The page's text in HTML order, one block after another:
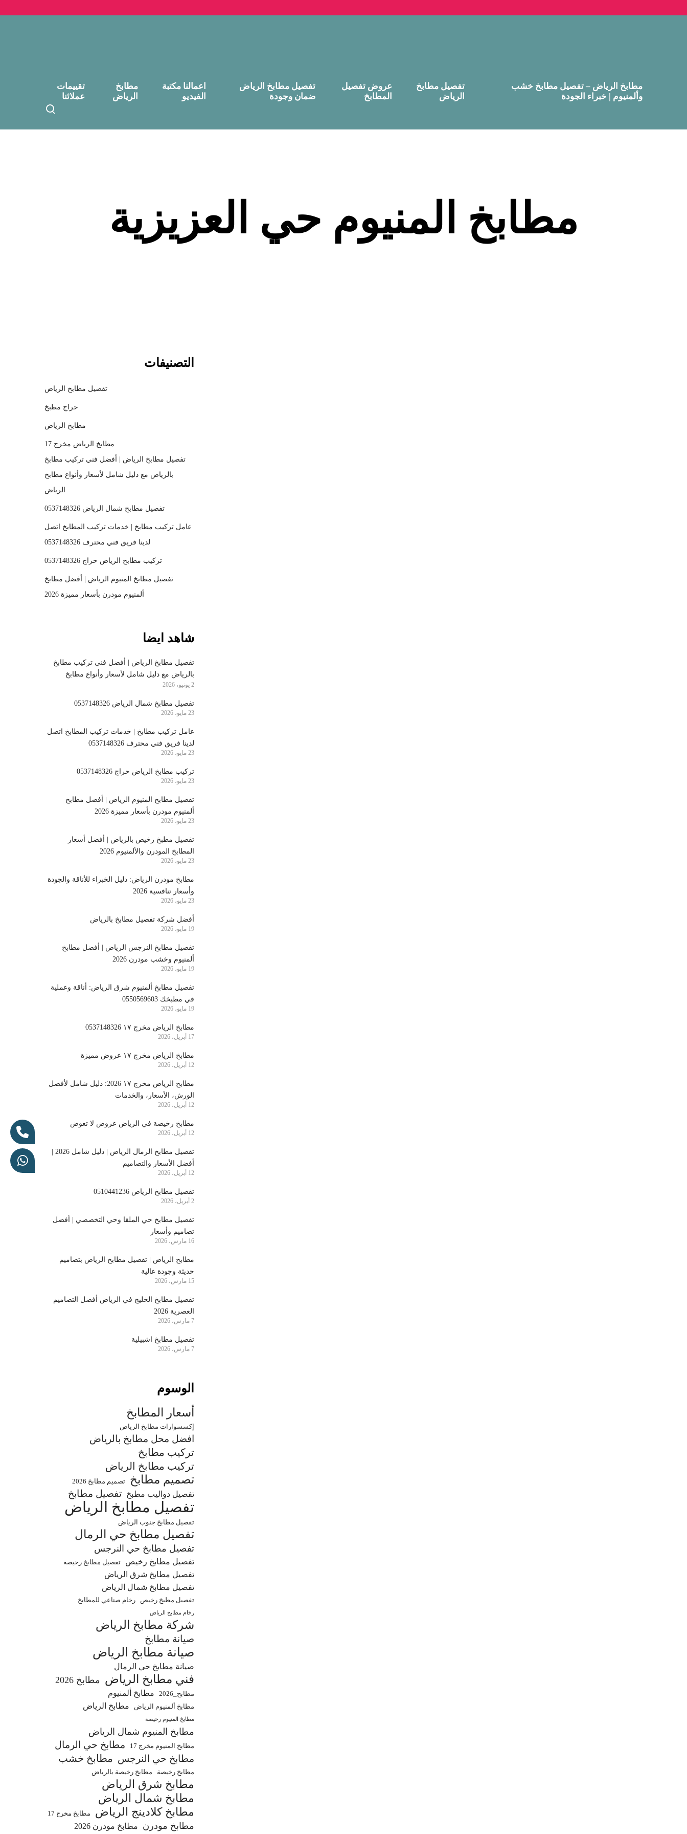
مطابخ الرياض – تفصيل مطابخ خشب
وألمنيوم | خبراء الجودة
تفصيل مطابخ
الرياض
عروض تفصيل
المطابخ
تفصيل مطابخ الرياض
ضمان وجودة
اعمالنا مكتبة
الفيديو
مطابخ
الرياض
تقييمات
عملائنا
T
g
مطابخ المنيوم حي العزيزية
التصنيفات
تفصيل مطابخ الرياض
حراج مطبخ
مطابخ الرياض
مطابخ الرياض مخرج 17
تفصيل مطابخ الرياض | أفضل فني تركيب مطابخ
بالرياض مع دليل شامل لأسعار وأنواع مطابخ
الرياض
تفصيل مطابخ شمال الرياض 0537148326
عامل تركيب مطابخ | خدمات تركيب المطابخ اتصل
لدينا فريق فني محترف 0537148326
تركيب مطابخ الرياض حراج 0537148326
تفصيل مطابخ المنيوم الرياض | أفضل مطابخ
ألمنيوم مودرن بأسعار مميزة 2026
شاهد ايضا
تفصيل مطابخ الرياض | أفضل فني تركيب مطابخ
بالرياض مع دليل شامل لأسعار وأنواع مطابخ
الرياض
2 يونيو، 2026
تفصيل مطابخ شمال الرياض 0537148326
23 مايو، 2026
عامل تركيب مطابخ | خدمات تركيب المطابخ اتصل
لدينا فريق فني محترف 0537148326
23 مايو، 2026
تركيب مطابخ الرياض حراج 0537148326
23 مايو، 2026
تفصيل مطابخ المنيوم الرياض | أفضل مطابخ
ألمنيوم مودرن بأسعار مميزة 2026
23 مايو، 2026
تفصيل مطبخ رخيص بالرياض | أفضل أسعار
المطابخ المودرن والألمنيوم 2026
23 مايو، 2026
مطابخ مودرن الرياض: دليل الخبراء للأناقة والجودة
وأسعار تنافسية 2026
23 مايو، 2026
أفضل شركة تفصيل مطابخ بالرياض
19 مايو، 2026
تفصيل مطابخ النرجس الرياض | أفضل مطابخ
ألمنيوم وخشب مودرن 2026
19 مايو، 2026
تفصيل مطابخ ألمنيوم شرق الرياض: أناقة وعملية
في مطبخك 0550569603
19 مايو، 2026
مطابخ الرياض مخرج ١٧ 0537148326
17 أبريل، 2026
مطابخ الرياض مخرج ١٧ عروض مميزة
12 أبريل، 2026
مطابخ الرياض مخرج ١٧ 2026: دليل شامل لأفضل
الورش، الأسعار، والخدمات
12 أبريل، 2026
مطابخ رخيصة في الرياض عروض لا تعوض
12 أبريل، 2026
أفضل الأسعار والتصاميم
12 أبريل، 2026
تفصيل مطابخ الرياض 0510441236
2 أبريل، 2026
تفصيل مطابخ حي الملقا وحي التخصصي | أفضل
تصاميم وأسعار
16 مارس، 2026
مطابخ الرياض | تفصيل مطابخ الرياض بتصاميم
حديثة وجودة عالية
15 مارس، 2026
تفصيل مطابخ الخليج في الرياض أفضل التصاميم
العصرية 2026
7 مارس، 2026
تفصيل مطابخ اشبيلية
7 مارس، 2026
الوسوم
أسعار المطابخ
إكسسوارات مطابخ الرياض
افضل محل مطابخ بالرياض
تركيب مطابخ
تركيب مطابخ الرياض
تصميم مطابخ تصميم مطابخ 2026
تفصيل دواليب مطبخ تفصيل مطابخ
تفصيل مطابخ الرياض
تفصيل مطابخ جنوب الرياض
تفصيل مطابخ حي الرمال
تفصيل مطابخ حي النرجس
تفصيل مطابخ رخيص تفصيل مطابخ رخيصة
تفصيل مطابخ شرق الرياض
تفصيل مطابخ شمال الرياض
تفصيل مطبخ رخيص رخام صناعي للمطابخ
رخام مطابخ الرياض
شركة مطابخ الرياض
صيانة مطابخ
صيانة مطابخ الرياض
صيانة مطابخ حي الرمال
فني مطابخ الرياض مطابخ 2026
مطابخ_2026 مطابخ ألمنيوم
مطابخ ألمنيوم الرياض مطابخ الرياض
مطابخ المنيوم رخيصة
مطابخ المنيوم شمال الرياض
مطابخ المنيوم مخرج 17
مطابخ حي الرمال
مطابخ حي النرجس مطابخ خشب
مطابخ رخيصة مطابخ رخيصة بالرياض
مطابخ شرق الرياض
مطابخ شمال الرياض
مطابخ كلادينج الرياض
مطابخ مخرج 17
مطابخ مودرن مطابخ مودرن 2026